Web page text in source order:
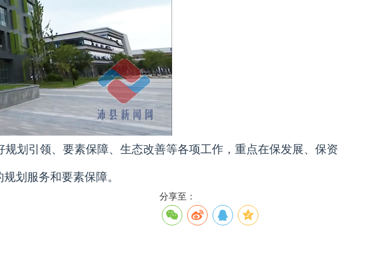
划引领、要素保障、生态改善等各项工作，重点在保发展、保资
划服务和要素保障。
分享至：